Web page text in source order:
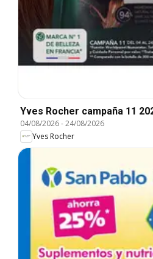
Yves Rocher campaña 11
04/08/2026-24/08/2026
Yves Rocher